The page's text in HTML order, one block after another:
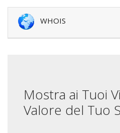
WHOIS
Mostra ai Tuoi
Valore del Tuo